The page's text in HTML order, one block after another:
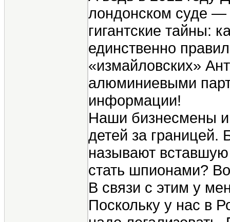
лондонском суде —
гигантские тайны:
единственно
«измайловских»
алюминиевыми
информации!
Наши бизнесмены и
детей за границей.
называют
стать шпионами?
В связи с этим у
Поскольку у нас в